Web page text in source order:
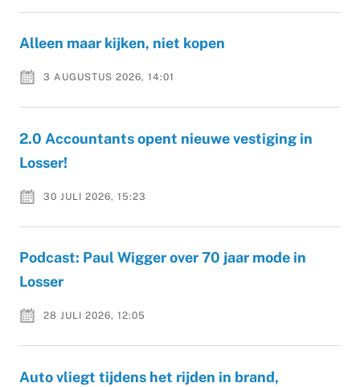
Alleen maar kijken, niet kopen
3 AUGUSTUS 2026, 14:01
2.0 Accountants opent nieuwe vestiging in
Losser!
30 JULI 2026, 15:23
Podcast: Paul Wigger over 70 jaar mode in
Losser
28 JULI 2026, 12:05
Auto vliegt tijdens het rijden in brand,